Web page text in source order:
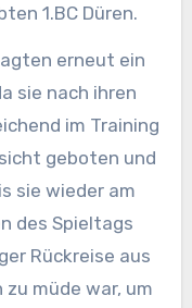
1.BC Düren.
erneut ein
sie nach ihren
im Training
geboten und
sie wieder am
des Spieltags
Rückreise aus
zu müde war, um